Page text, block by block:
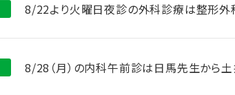
8/22より火曜日夜診の外科診療は整形外
8/28（月）の内科午前診は日馬先生から